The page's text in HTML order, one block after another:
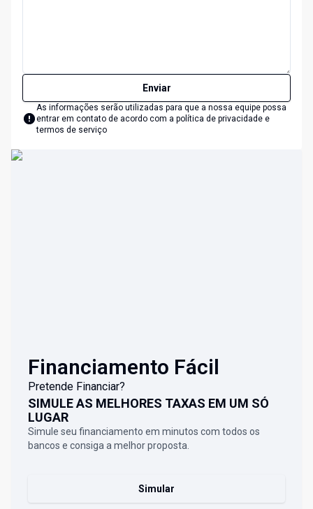
Enviar
As informações serão utilizadas para que a nossa equipe possa
entrar em contato de acordo com a política de privacidade e
termos de serviço
Financiamento Fácil
Pretende Financiar?
SIMULE AS MELHORES TAXAS EM UM SÓ
LUGAR
Simule seu financiamento em minutos com todos os
bancos e consiga a melhor proposta.
Simular